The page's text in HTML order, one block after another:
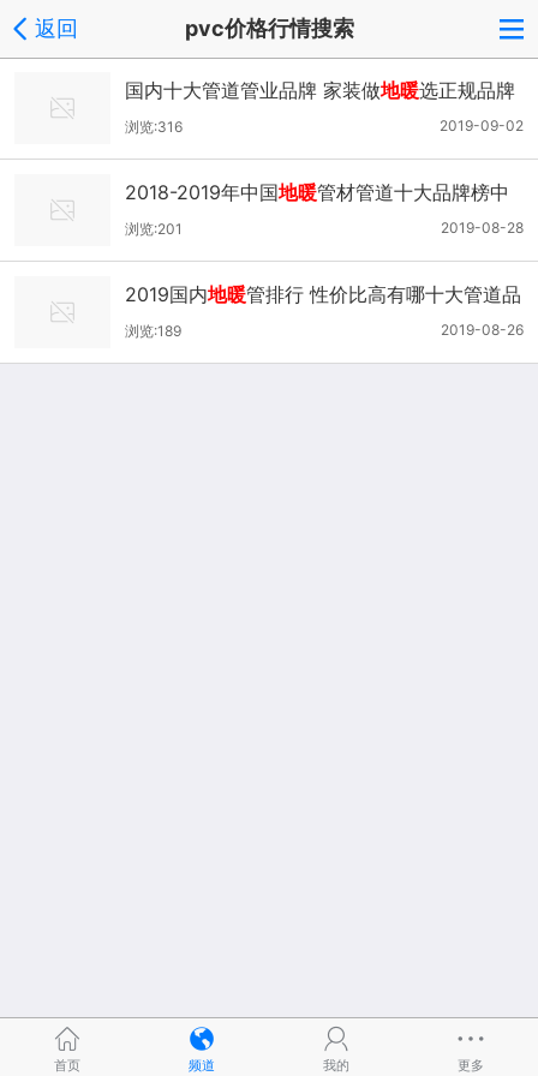
返回 pvc价格行情搜索
国内十大管道管业品牌 家装做地暖选正规品牌
2019-09-02
浏览:316
2018-2019年中国地暖管材管道十大品牌榜中
榜情况
2019-08-28
浏览:201
2019国内地暖管排行 性价比高有哪十大管道品
牌
2019-08-26
浏览:189
首页 频道 我的 更多